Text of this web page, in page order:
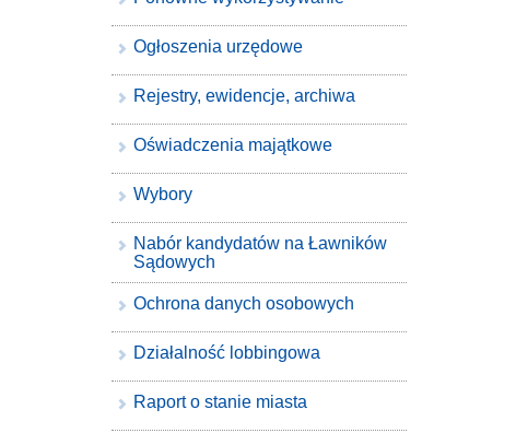
Ogłoszenia urzędowe
Rejestry, ewidencje, archiwa
Oświadczenia majątkowe
Wybory
Nabór kandydatów na Ławników
Sądowych
Ochrona danych osobowych
Działalność lobbingowa
Raport o stanie miasta